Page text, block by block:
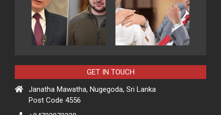
GET IN TOUCH
Janatha Mawatha, Nugegoda, Sri Lanka
Post Code 4556